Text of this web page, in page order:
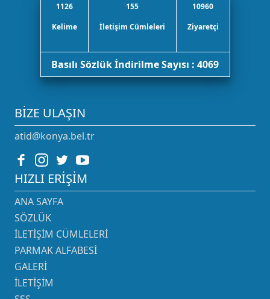
1126
Kelime
155
İletişim Cümleleri
10960
Ziyaretçi
Basılı Sözlük İndirilme Sayısı : 4069
BIZE ULAŞIN
atid@konya.bel.tr
HIZLI ERIŞIM
ANA SAYFA
SÖZLÜK
İLETIŞIM CÜMLELERI
PARMAK ALFABESI
GALERI
İLETIŞIM